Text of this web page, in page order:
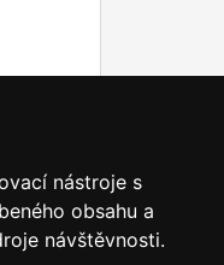
nástroje s
obsahu a
návštěvnosti.